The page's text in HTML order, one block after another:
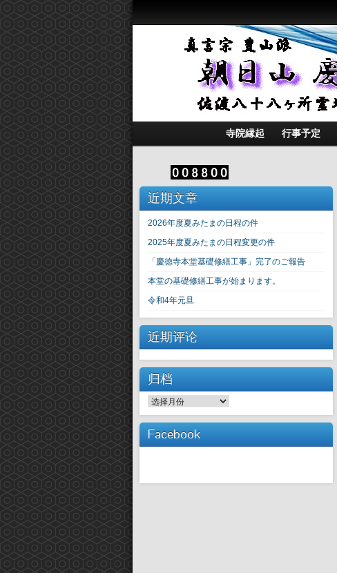
寺院縁起 行事予定
近期文章
2026年度夏みたまの日程の件
2025年度夏みたまの日程変更の件
「慶徳寺本堂基礎修繕工事」完了のご報告
本堂の基礎修繕工事が始まります。
令和4年元旦
近期评论
归档
归
档
Facebook